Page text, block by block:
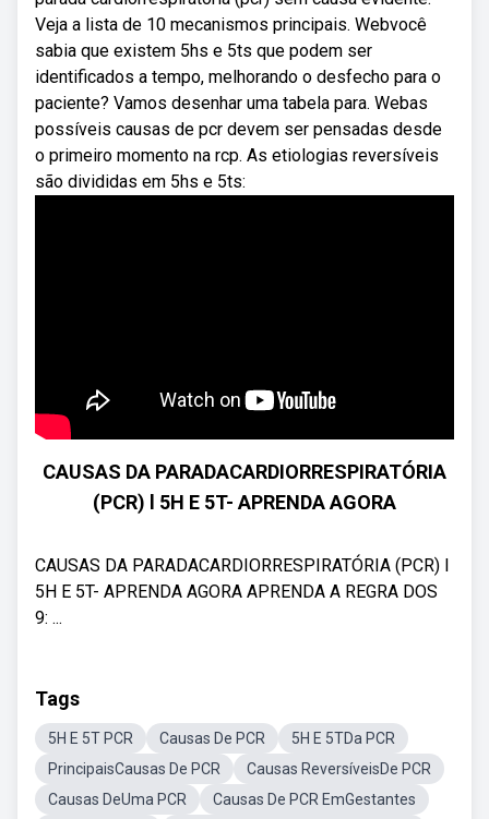
Veja a lista de 10 mecanismos principais. Webvocê
sabia que existem 5hs e 5ts que podem ser
identificados a tempo, melhorando o desfecho para o
paciente? Vamos desenhar uma tabela para. Webas
possíveis causas de pcr devem ser pensadas desde
o primeiro momento na rcp. As etiologias reversíveis
são divididas em 5hs e 5ts:
CAUSAS DA PARADACARDIORRESPIRATÓRIA
(PCR) l 5H E 5T- APRENDA AGORA
CAUSAS DA PARADACARDIORRESPIRATÓRIA (PCR) l
5H E 5T- APRENDA AGORA APRENDA A REGRA DOS
9: ...
Tags
5H E 5T PCR Causas De PCR
5H E 5TDa PCR
PrincipaisCausas De PCR
Causas ReversíveisDe PCR
Causas DeUma PCR
Causas De PCR EmGestantes